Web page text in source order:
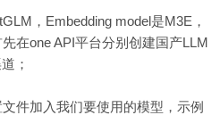
，Embedding model是M3E，
在one API平台分别创建国产LLM
；
件加入我们要使用的模型，示例